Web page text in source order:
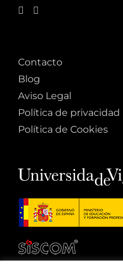
Contacto
Blog
Aviso Legal
Política de privacidad
Política de Cookies